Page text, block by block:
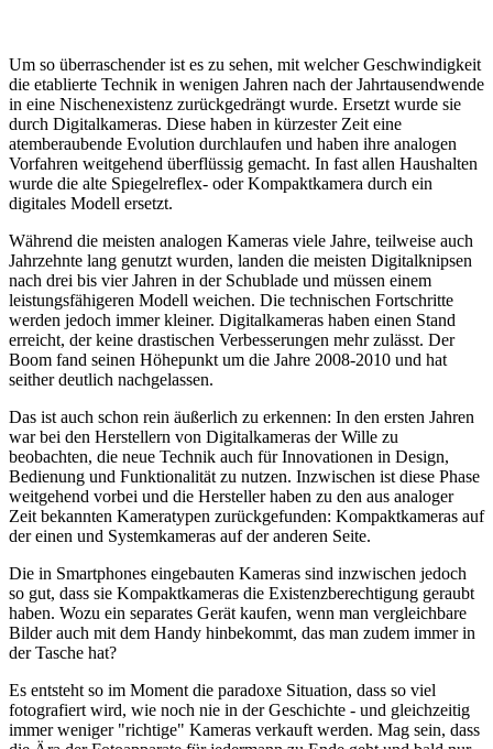
Um so überraschender ist es zu sehen, mit welcher Geschwindigkeit
die etablierte Technik in wenigen Jahren nach der Jahrtausendwende
in eine Nischenexistenz zurückgedrängt wurde. Ersetzt wurde sie
durch Digitalkameras. Diese haben in kürzester Zeit eine
atemberaubende Evolution durchlaufen und haben ihre analogen
Vorfahren weitgehend überflüssig gemacht. In fast allen Haushalten
wurde die alte Spiegelreflex- oder Kompaktkamera durch ein
digitales Modell ersetzt.
Während die meisten analogen Kameras viele Jahre, teilweise auch
Jahrzehnte lang genutzt wurden, landen die meisten Digitalknipsen
nach drei bis vier Jahren in der Schublade und müssen einem
leistungsfähigeren Modell weichen. Die technischen Fortschritte
werden jedoch immer kleiner. Digitalkameras haben einen Stand
erreicht, der keine drastischen Verbesserungen mehr zulässt. Der
Boom fand seinen Höhepunkt um die Jahre 2008-2010 und hat
seither deutlich nachgelassen.
Das ist auch schon rein äußerlich zu erkennen: In den ersten Jahren
war bei den Herstellern von Digitalkameras der Wille zu
beobachten, die neue Technik auch für Innovationen in Design,
Bedienung und Funktionalität zu nutzen. Inzwischen ist diese Phase
weitgehend vorbei und die Hersteller haben zu den aus analoger
Zeit bekannten Kameratypen zurückgefunden: Kompaktkameras auf
der einen und Systemkameras auf der anderen Seite.
Die in Smartphones eingebauten Kameras sind inzwischen jedoch
so gut, dass sie Kompaktkameras die Existenzberechtigung geraubt
haben. Wozu ein separates Gerät kaufen, wenn man vergleichbare
Bilder auch mit dem Handy hinbekommt, das man zudem immer in
der Tasche hat?
Es entsteht so im Moment die paradoxe Situation, dass so viel
fotografiert wird, wie noch nie in der Geschichte - und gleichzeitig
immer weniger "richtige" Kameras verkauft werden. Mag sein, dass